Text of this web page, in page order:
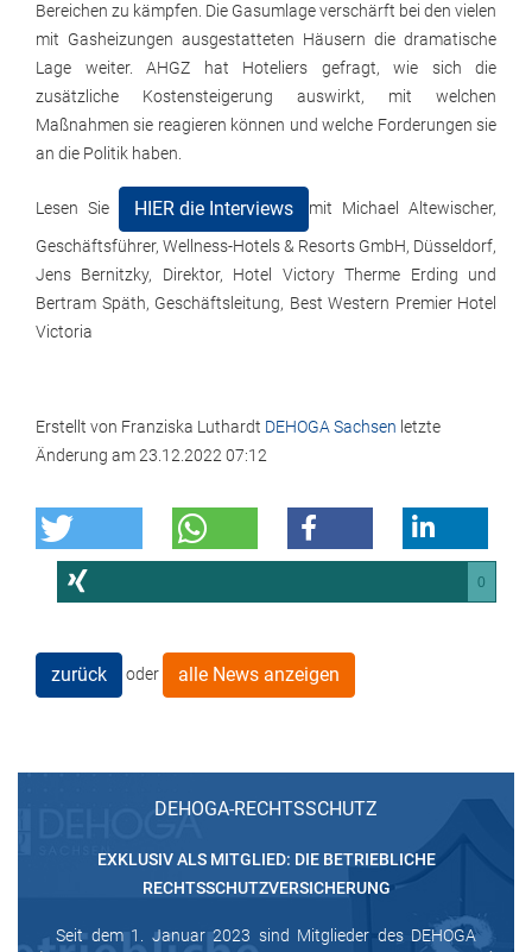
Bereichen zu kämpfen. Die Gasumlage verschärft bei den vielen
mit Gasheizungen ausgestatteten Häusern die dramatische
Lage weiter. AHGZ hat Hoteliers gefragt, wie sich die
zusätzliche Kostensteigerung auswirkt, mit welchen
Maßnahmen sie reagieren können und welche Forderungen sie
an die Politik haben.
Lesen Sie HIER die Interviews mit Michael Altewischer,
Geschäftsführer, Wellness-Hotels & Resorts GmbH, Düsseldorf,
Jens Bernitzky, Direktor, Hotel Victory Therme Erding und
Bertram Späth, Geschäftsleitung, Best Western Premier Hotel
Victoria
Erstellt von Franziska Luthardt DEHOGA Sachsen letzte
Änderung am23.12.2022 07:12
0
zurück oder alle News anzeigen
DEHOGA-RECHTSSCHUTZ
EXKLUSIV ALS MITGLIED: DIE BETRIEBLICHE
RECHTSSCHUTZVERSICHERUNG
Seit dem 1. Januar 2023 sind Mitglieder des DEHOGA